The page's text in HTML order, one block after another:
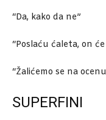
“Da, kako da ne”
“Poslaću ćaleta, on
“Žalićemo se na
SUPERFINI